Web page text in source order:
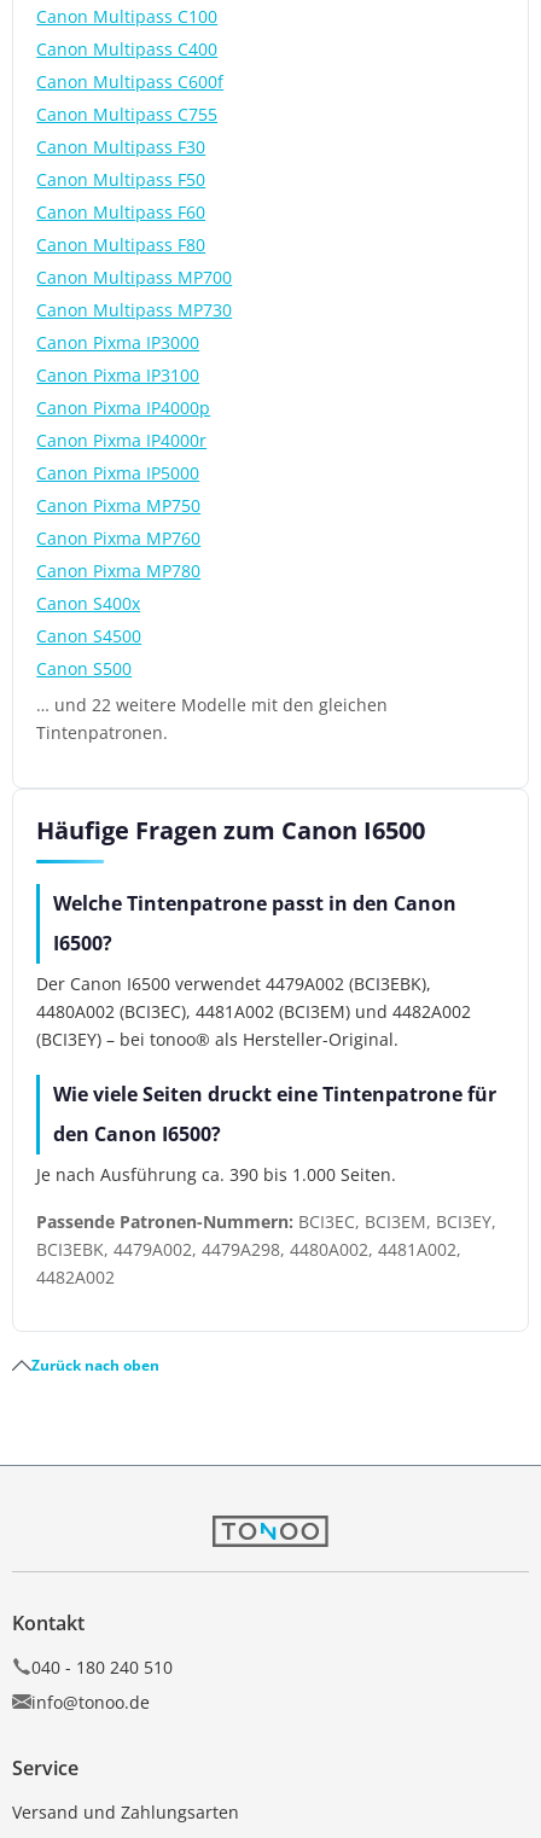
Canon Multipass C100
Canon Multipass C400
Canon Multipass C600f
Canon Multipass C755
Canon Multipass F30
Canon Multipass F50
Canon Multipass F60
Canon Multipass F80
Canon Multipass MP700
Canon Multipass MP730
Canon Pixma IP3000
Canon Pixma IP3100
Canon Pixma IP4000p
Canon Pixma IP4000r
Canon Pixma IP5000
Canon Pixma MP750
Canon Pixma MP760
Canon Pixma MP780
Canon S400x
Canon S4500
Canon S500
… und 22 weitere Modelle mit den gleichen
Tintenpatronen.
Häufige Fragen zum Canon I6500
Welche Tintenpatrone passt in den Canon
I6500?
Der Canon I6500 verwendet 4479A002 (BCI3EBK),
4480A002 (BCI3EC), 4481A002 (BCI3EM) und 4482A002
(BCI3EY) – bei tonoo® als Hersteller-Original.
Wie viele Seiten druckt eine Tintenpatrone für
den Canon I6500?
Je nach Ausführung ca. 390 bis 1.000 Seiten.
Passende Patronen-Nummern: BCI3EC, BCI3EM, BCI3EY,
BCI3EBK, 4479A002, 4479A298, 4480A002, 4481A002,
4482A002
Zurück nach oben
Kontakt
040 - 180 240 510
info@tonoo.de
Service
Versand und Zahlungsarten